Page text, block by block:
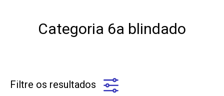
Categoria 6a blindado
Filtre os resultados